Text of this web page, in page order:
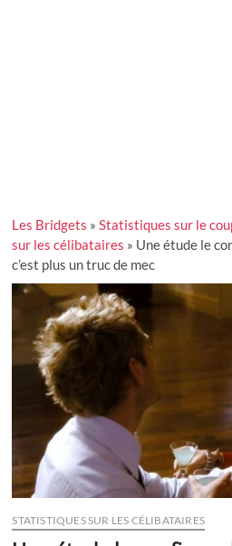
Les Bridgets »Statistiques sur le
sur les célibataires » Une étude le
c’est plus un truc de mec
STATISTIQUES SUR LES CÉLIBATAIRES